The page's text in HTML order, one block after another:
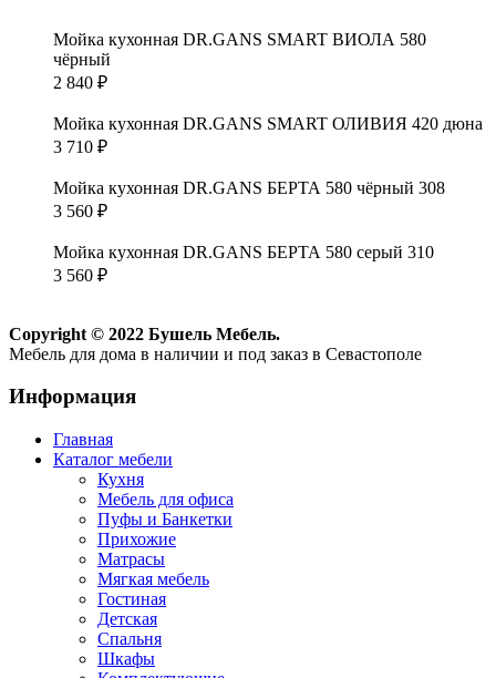
Мойка кухонная DR.GANS SMART ВИОЛА 580
чёрный
2 840 ₽
Мойка кухонная DR.GANS SMART ОЛИВИЯ 420 дюна
3 710 ₽
Мойка кухонная DR.GANS БЕРТА 580 чёрный 308
3 560 ₽
Мойка кухонная DR.GANS БЕРТА 580 серый 310
3 560 ₽
Copyright © 2022 Бушель Мебель.
Мебель для дома в наличии и под заказ в Севастополе
Информация
Главная
Каталог мебели
Кухня
Мебель для офиса
Пуфы и Банкетки
Прихожие
Матрасы
Мягкая мебель
Гостиная
Детская
Спальня
Шкафы